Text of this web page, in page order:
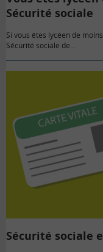
Sécurité sociale
Si vous êtes lycéen de
Sécurité sociale de…
Sécurité sociale